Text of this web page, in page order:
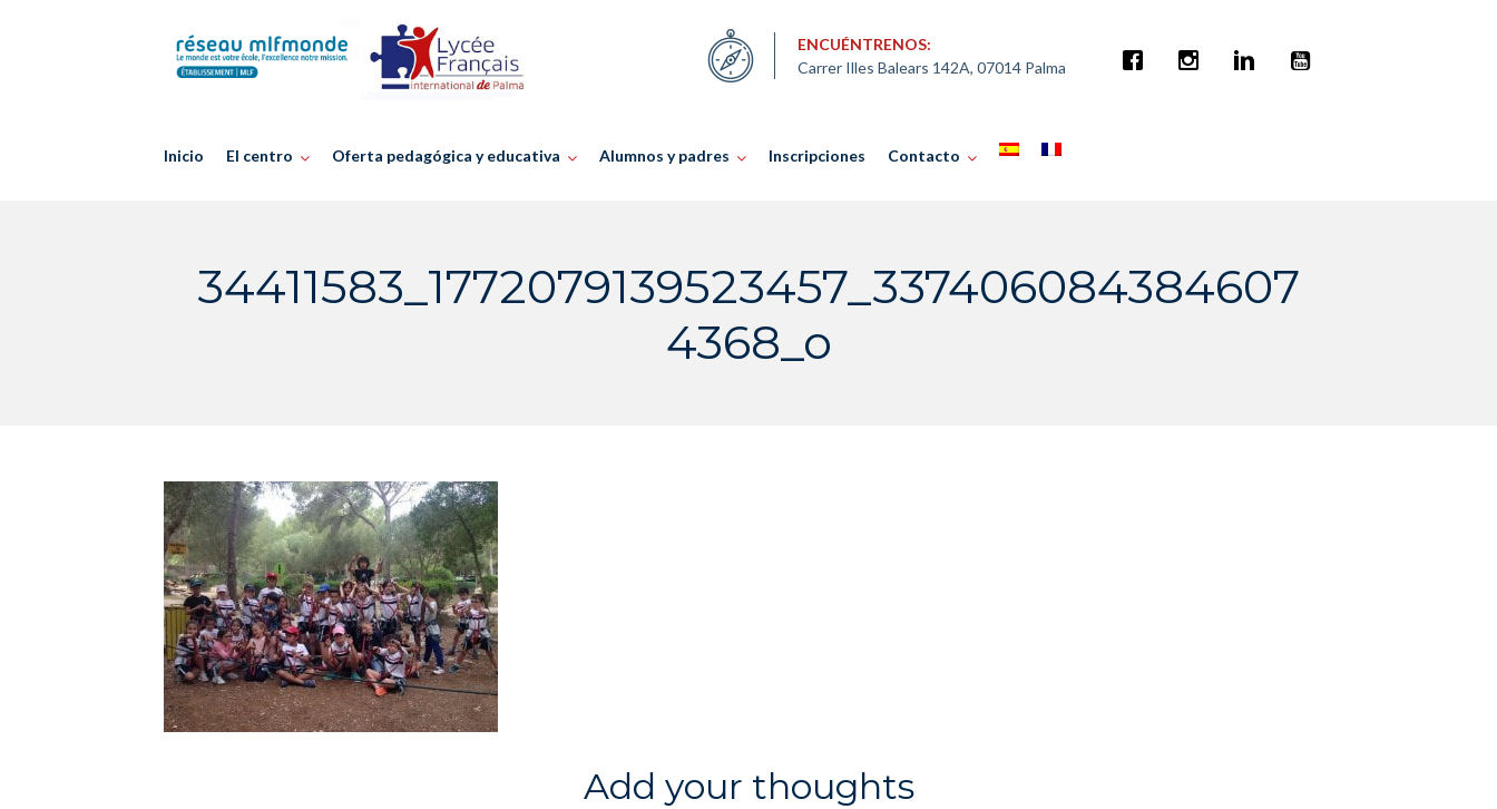
ENCUÉNTRENOS:
Carrer Illes Balears 142A, 07014 Palma
Inicio El centro Oferta pedagógica y educativa Alumnos y padres Inscripciones Contacto
34411583_1772079139523457_337406084384607
4368_o
Add your thoughts